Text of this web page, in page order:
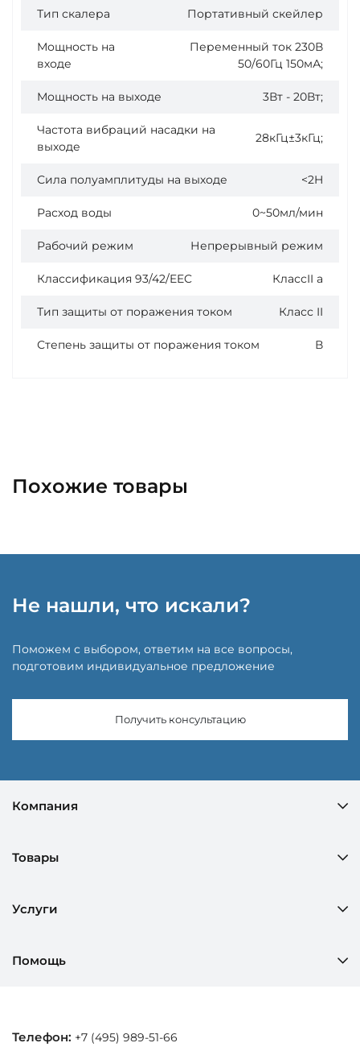
Тип скалера Портативный скейлер
Мощность на
входе
Переменный ток 230В
50/60Гц 150мА;
Мощность на выходе 3Вт - 20Вт;
Частота вибраций насадки на
выходе
28кГц±3кГц;
Сила полуамплитуды на выходе <2H
Расход воды 0~50мл/мин
Рабочий режим Непрерывный режим
Классификация 93/42/EEC КлассII a
Тип защиты от поражения током Класс II
Степень защиты от поражения током В
Похожие товары
Не нашли, что искали?
Поможем с выбором, ответим на все вопросы,
подготовим индивидуальное предложение
Получить консультацию
Компания
Товары
Услуги
Помощь
Телефон: +7 (495) 989-51-66